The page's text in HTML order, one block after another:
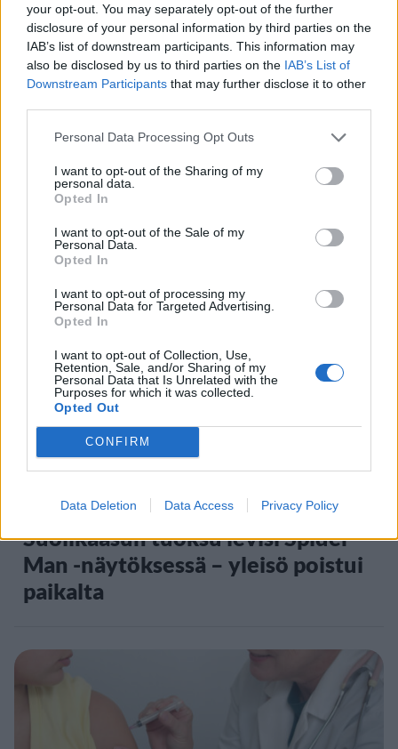
your opt-out. You may separately opt-out of the further
disclosure of your personal information by third parties on the
IAB’s list of downstream participants. This information may
also be disclosed by us to third parties on the IAB’s List of
Downstream Participants that may further disclose it to other
Personal Data Processing Opt Outs
I want to opt-out of the Sharing of my
personal data.
Opted In
I want to opt-out of the Sale of my
Personal Data.
Opted In
I want to opt-out of processing my
Personal Data for Targeted Advertising.
Opted In
I want to opt-out of Collection, Use,
Retention, Sale, and/or Sharing of my
Personal Data that Is Unrelated with the
Purposes for which it was collected.
Opted Out
CONFIRM
Data Deletion Data Access Privacy Policy
4
UUTISET
Moottoripyöräilijä pakeni poliisia
– tutkaan hurja ylinopeus
5
Suolikaasun tuoksu levisi Spider-
Man -näytöksessä – yleisö poistui
paikalta